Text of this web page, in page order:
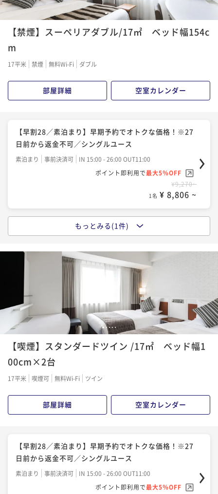
123
【禁煙】スーペリアダブル/17㎡ ベッド幅154c
m
17平米 禁煙 無料Wi-Fi ダブル
部屋詳細 空室カレンダー
【早割28／素泊まり】早期予約でオトクな価格！※27
日前から返金不可／シングルユース
素泊まり 事前決済可
IN 15:00 - 26:00 OUT11:00
ポイント即利用で最大5％OFF
¥9,270~
1名 ¥ 8,806 ~
【早割28／朝食付き】早期予約でオトクな価格！※27
朝食付き 事前決済可
IN 15:00 - 26:00 OUT11:00
ポイント即利用で
1名
もっとみる(1件)
12345
【喫煙】スタンダードツイン /17㎡ ベッド幅1
00cm×2台
17平米 喫煙可 無料Wi-Fi ツイン
部屋詳細 空室カレンダー
【早割28／素泊まり】早期予約でオトクな価格！※27
日前から返金不可／シングルユース
素泊まり 事前決済可
IN 15:00 - 26:00 OUT11:00
ポイント即利用で最大5％OFF